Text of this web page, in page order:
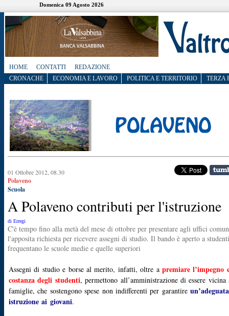
Domenica 09 Agosto 2026
HOME CONTATTI
REDAZIONE
CRONACHE
ECONOMIA E LAVORO POLITICA E TERRITORIO TERZA
01 Ottobre 2012, 08.30
Polaveno
Scuola
A Polaveno contributi per l'istruzione
di Erregi
C'è tempo fino alla metà del mese di ottobre per presentare agli uffici
l'apposita richiesta per ricevere assegni di studio. Il bando è aperto a
frequentano le scuole medie e quelle superiori
Assegni di studio e borse al merito, infatti, oltre apremiare l’impegno
costanza degli studenti, permettono all’amministrazione di essere vicina
famiglie, che sostengono spese non indifferenti per garantireun’adeguata
istruzione ai giovani.